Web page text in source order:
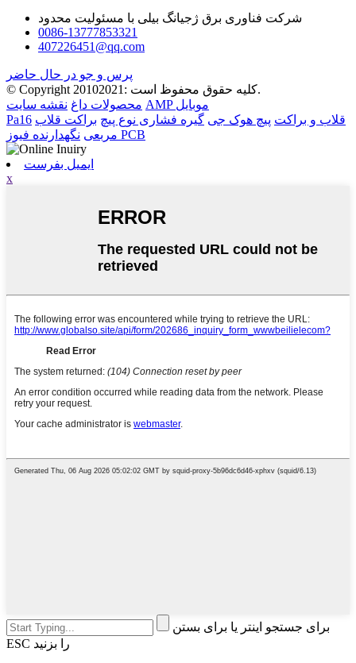
شرکت فناوری برق ژجیانگ بیلی با مسئولیت محدود
0086-13777853321
407226451@qq.com
پرس و جو در حال حاضر
© Copyright 20102021: کلیه حقوق محفوظ است.
محصولات داغ نقشه سایت
AMP موبایل
Pa16
قلاب و براکت پیچ هوک جی گیره فشاری نوع پیچ براکت قلاب
مربعی نگهدارنده فیوز PCB
ایمیل بفرست
x
برای جستجو اینتر یا برای بستن
ESC را بزنید